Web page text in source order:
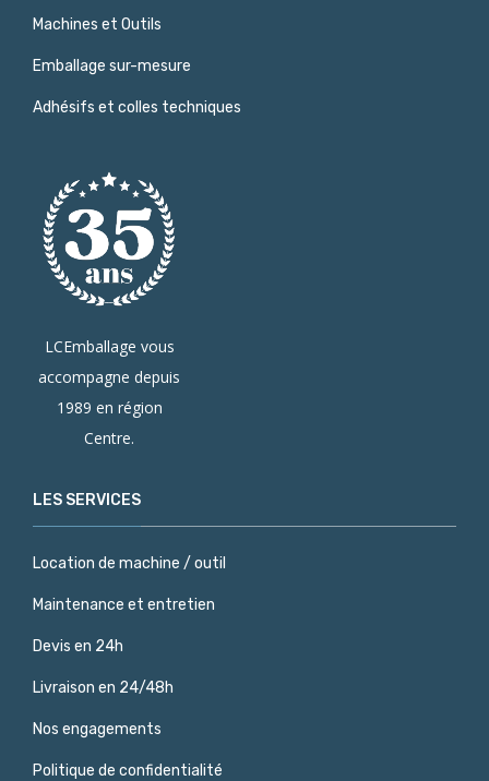
Machines et Outils
Emballage sur-mesure
Adhésifs et colles techniques
LCEmballage vous
accompagne depuis
1989 en région
Centre.
LES SERVICES
Location de machine / outil
Maintenance et entretien
Devis en 24h
Livraison en 24/48h
Nos engagements
Politique de confidentialité